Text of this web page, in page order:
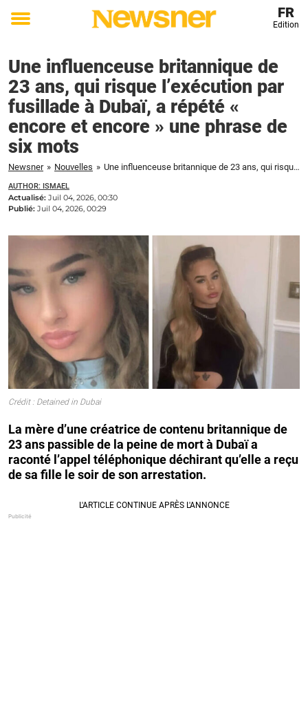
Toggle
FR
Edition
Une influenceuse britannique de
23 ans, qui risque l’exécution par
fusillade à Dubaï, a répété «
encore et encore » une phrase de
six mots
Newsner » Nouvelles » Une influenceuse britannique de 23 ans, qui risque l'exécution par fusillade à Dubaï, a répété « encore et encore » une phrase de six mots
AUTHOR: ISMAEL
Actualisé: Juil 04, 2026, 00:30
Publié: Juil 04, 2026, 00:29
Crédit : Detained in Dubai
La mère d’une créatrice de contenu britannique de
23 ans passible de la peine de mort à Dubaï a
raconté l’appel téléphonique déchirant qu’elle a reçu
de sa fille le soir de son arrestation.